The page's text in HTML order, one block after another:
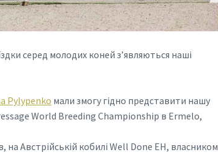
серед молодих коней зʼявляються наші
Pylypenko мали змогу гідно представити нашу
World Breeding Championship в Ermelo,
на Австрійській кобилі Well Done EH, власником